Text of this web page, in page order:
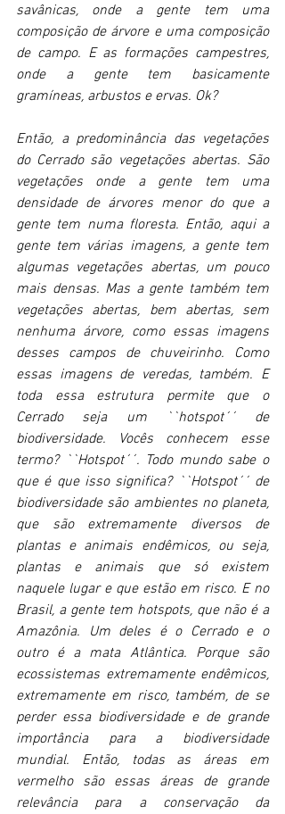
savânicas, onde a gente tem uma
composição de árvore e uma composição
de campo. E as formações campestres,
onde a gente tem basicamente
gramíneas, arbustos e ervas. Ok?
Então, a predominância das vegetações
do Cerrado são vegetações abertas. São
vegetações onde a gente tem uma
densidade de árvores menor do que a
gente tem numa floresta. Então, aqui a
gente tem várias imagens, a gente tem
algumas vegetações abertas, um pouco
mais densas. Mas a gente também tem
vegetações abertas, bem abertas, sem
nenhuma árvore, como essas imagens
desses campos de chuveirinho. Como
essas imagens de veredas, também. E
toda essa estrutura permite que o
Cerrado seja um ``hotspot´´ de
biodiversidade. Vocês conhecem esse
termo? ``Hotspot´´. Todo mundo sabe o
que é que isso significa? ``Hotspot´´ de
biodiversidade são ambientes no planeta,
que são extremamente diversos de
plantas e animais endêmicos, ou seja,
plantas e animais que só existem
naquele lugar e que estão em risco. E no
Brasil, a gente tem hotspots, que não é a
Amazônia. Um deles é o Cerrado e o
outro é a mata Atlântica. Porque são
ecossistemas extremamente endêmicos,
extremamente em risco, também, de se
perder essa biodiversidade e de grande
importância para a biodiversidade
mundial. Então, todas as áreas em
vermelho são essas áreas de grande
relevância para a conservação da